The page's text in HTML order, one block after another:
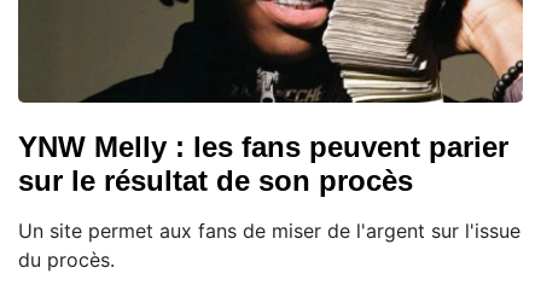
YNW Melly : les fans peuvent parier
sur le résultat de son procès
Un site permet aux fans de miser de l'argent sur l'issue
du procès.